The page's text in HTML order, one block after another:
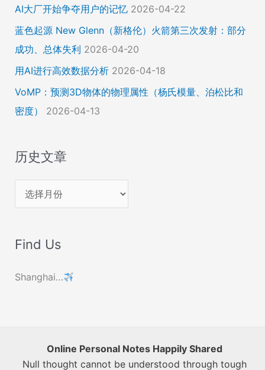
AI大厂开始争夺用户的记忆 2026-04-22
蓝色起源 New Glenn（新格伦）火箭第三次发射：部分
成功、总体失利 2026-04-20
用AI进行高效数据分析 2026-04-18
VoMP：预测3D物体的物理属性（杨氏模量、泊松比和
密度）
2026-04-13
历史文章
史
章
Find Us
Shanghai…
Online Personal Notes Happily Shared
Null thought cannot be understood through tough